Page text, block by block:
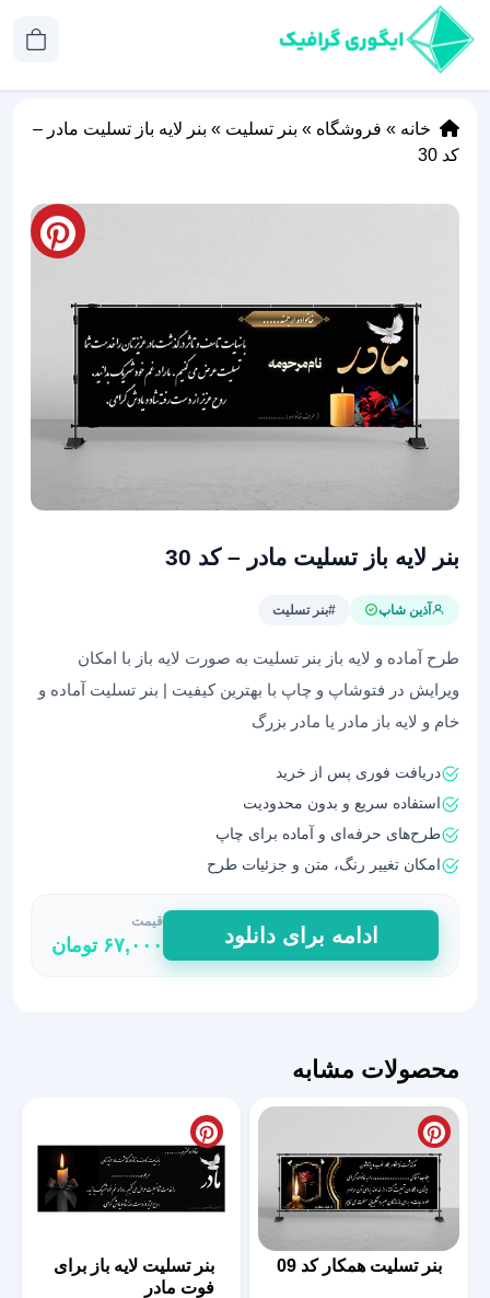
خانه » فروشگاه » بنر تسلیت » بنر لایه باز تسلیت مادر –
کد 30
بنر لایه باز تسلیت مادر – کد 30
آذین شاپ #بنر تسلیت
طرح آماده و لایه باز بنر تسلیت به صورت لایه باز با امکان
ویرایش در فتوشاپ و چاپ با بهترین کیفیت | بنر تسلیت آماده و
خام و لایه باز مادر یا مادر بزرگ
دریافت فوری پس از خرید
استفاده سریع و بدون محدودیت
طرح‌های حرفه‌ای و آماده برای چاپ
امکان تغییر رنگ، متن و جزئیات طرح
بنر
لایه
باز
کد
30
عدد
ادامه برای دانلود
قیمت
۶۷,۰۰۰ تومان
محصولات مشابه
بنر تسلیت همکار کد 09
بنر تسلیت لایه باز برای
فوت مادر